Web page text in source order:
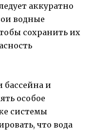
аккуратно
водные
сохранить их
и
особое
системы
что вода